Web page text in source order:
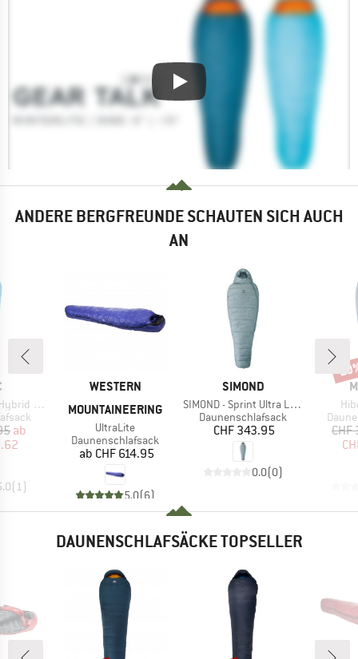
ANDERE BERGFREUNDE SCHAUTEN SICH AUCH
AN
Bag
Preis
ab
(1 )
MARKE
WESTERN
MOUNTAINEERING
Artikel
UltraLite
Produktgruppe
Daunenschlafsack
Preis
ab CHF 614.95
5.0(6)
MARKE
SIMOND
Artikel
SIMOND - Sprint Ultra Light 0° Down
Produktgruppe
Daunenschlafsack
Preis
CHF 343.95
0.0(0)
DAUNENSCHLAFSÄCKE TOPSELLER